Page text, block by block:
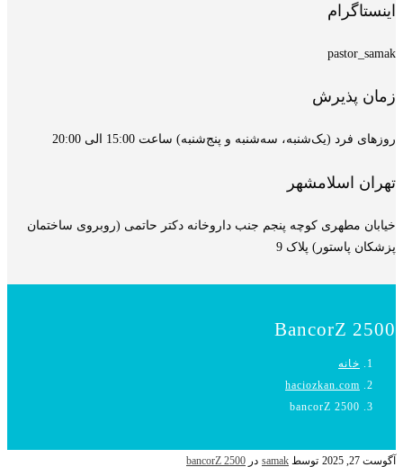
اینستاگرام
pastor_samak
زمان پذیرش
روزهای فرد (یک‌شنبه، سه‌شنبه و پنج‌شنبه) ساعت 15:00 الی 20:00
تهران اسلامشهر
خیابان مطهری کوچه پنجم جنب داروخانه دکتر حاتمی (روبروی ساختمان
پزشکان پاستور) پلاک 9
BancorZ 2500
خانه
haciozkan.com
bancorZ 2500
آگوست 27, 2025 توسط samak در bancorZ 2500